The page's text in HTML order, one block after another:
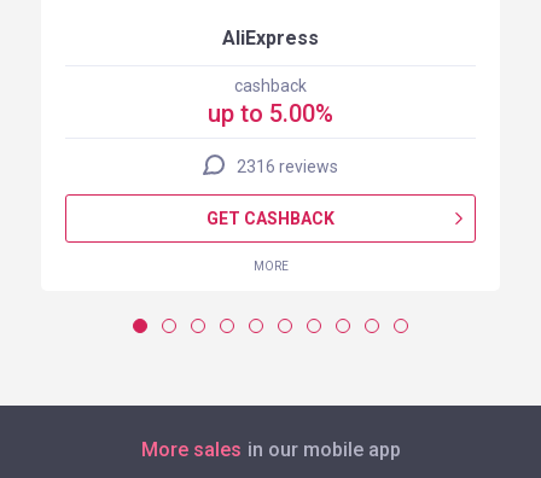
AliExpress
cashback
up to 5.00%
2316 reviews
GET CASHBACK
MORE
More sales in our mobile app